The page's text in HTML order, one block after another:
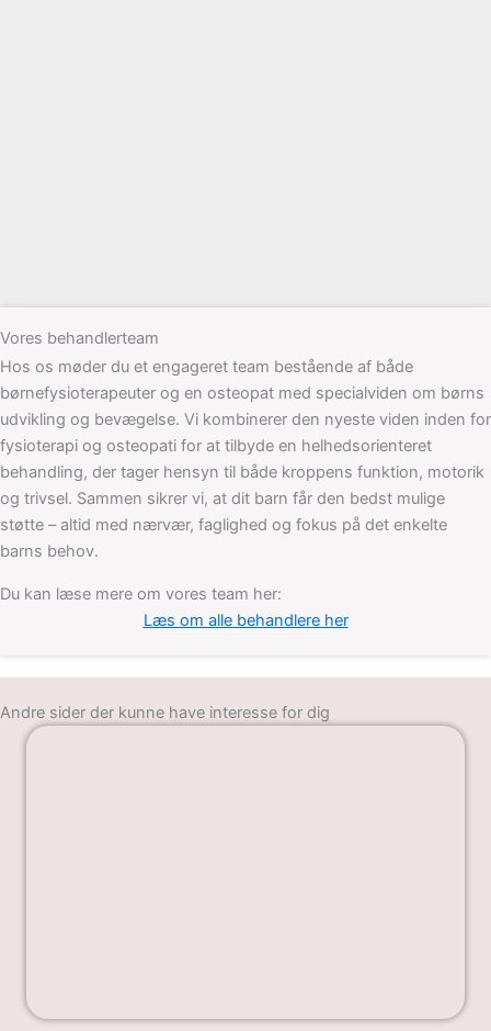
Vores behandlerteam
Hos os møder du et engageret team bestående af både
børnefysioterapeuter og en osteopat med specialviden om børns
udvikling og bevægelse. Vi kombinerer den nyeste viden inden for
fysioterapi og osteopati for at tilbyde en helhedsorienteret
behandling, der tager hensyn til både kroppens funktion, motorik
og trivsel. Sammen sikrer vi, at dit barn får den bedst mulige
støtte – altid med nærvær, faglighed og fokus på det enkelte
barns behov.
Du kan læse mere om vores team her:
Læs om alle behandlere her
Andre sider der kunne have interesse for dig